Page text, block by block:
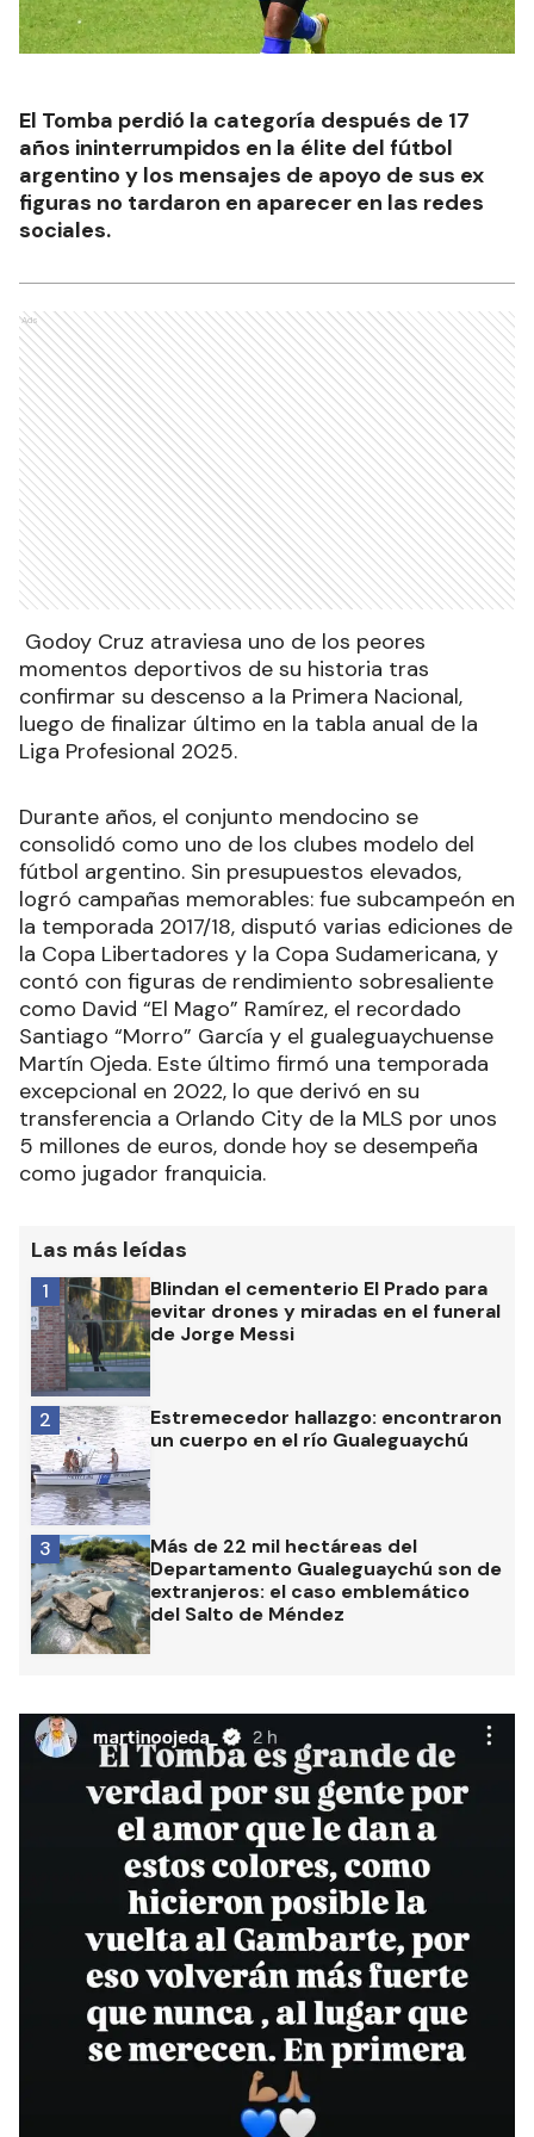
El Tomba perdió la categoría después de 17
años ininterrumpidos en la élite del fútbol
argentino y los mensajes de apoyo de sus ex
figuras no tardaron en aparecer en las redes
sociales.
Ads
Godoy Cruz atraviesa uno de los peores
momentos deportivos de su historia tras
confirmar su descenso a la Primera Nacional,
luego de finalizar último en la tabla anual de la
Liga Profesional 2025.
Durante años, el conjunto mendocino se
consolidó como uno de los clubes modelo del
fútbol argentino. Sin presupuestos elevados,
logró campañas memorables: fue subcampeón en
la temporada 2017/18, disputó varias ediciones de
la Copa Libertadores y la Copa Sudamericana, y
contó con figuras de rendimiento sobresaliente
como David “El Mago” Ramírez, el recordado
Santiago “Morro” García y el gualeguaychuense
Martín Ojeda. Este último firmó una temporada
excepcional en 2022, lo que derivó en su
transferencia a Orlando City de la MLS por unos
5 millones de euros, donde hoy se desempeña
como jugador franquicia.
Las más leídas
Blindan el cementerio El Prado para
evitar drones y miradas en el funeral
de Jorge Messi
1
Estremecedor hallazgo: encontraron
un cuerpo en el río Gualeguaychú
2
Más de 22 mil hectáreas del
Departamento Gualeguaychú son de
extranjeros: el caso emblemático
del Salto de Méndez
3